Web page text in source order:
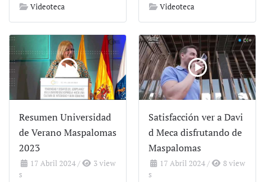
Videoteca
Videoteca
Resumen Universidad
de Verano Maspalomas
2023
17 Abril 2024/
3 view
s
Satisfacción ver a Davi
d Meca disfrutando de
Maspalomas
17 Abril 2024/
8 view
s